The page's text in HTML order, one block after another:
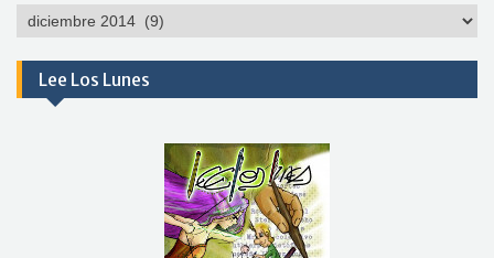
Por
Lee Los Lunes